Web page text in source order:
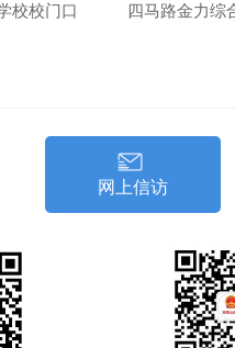
校校门口增设遮阳避雨便民等
四马路金力综
网上信访